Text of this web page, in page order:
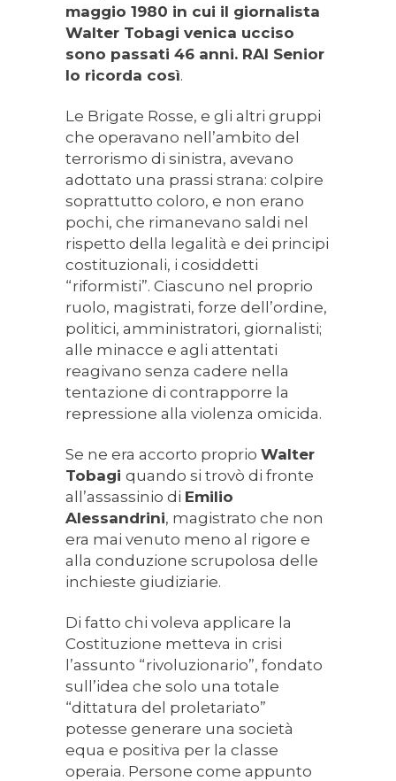
maggio 1980 in cui il giornalista
Walter Tobagi venica ucciso
sono passati 46 anni. RAI Senior
lo ricorda così.
Le Brigate Rosse, e gli altri gruppi
che operavano nell’ambito del
terrorismo di sinistra, avevano
adottato una prassi strana: colpire
soprattutto coloro, e non erano
pochi, che rimanevano saldi nel
rispetto della legalità e dei principi
costituzionali, i cosiddetti
“riformisti”. Ciascuno nel proprio
ruolo, magistrati, forze dell’ordine,
politici, amministratori, giornalisti;
alle minacce e agli attentati
reagivano senza cadere nella
tentazione di contrapporre la
repressione alla violenza omicida.
Se ne era accorto proprio Walter
Tobagi quando si trovò di fronte
all’assassinio di Emilio
Alessandrini, magistrato che non
era mai venuto meno al rigore e
alla conduzione scrupolosa delle
inchieste giudiziarie.
Di fatto chi voleva applicare la
Costituzione metteva in crisi
l’assunto “rivoluzionario”, fondato
sull’idea che solo una totale
“dittatura del proletariato”
potesse generare una società
equa e positiva per la classe
operaia. Persone come appunto